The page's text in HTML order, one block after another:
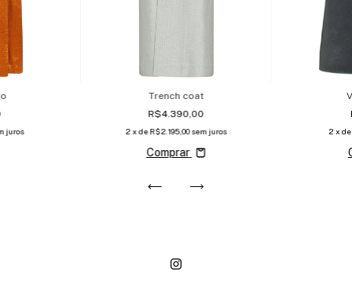
juros
Trench coat
R$4.390,00
2 x deR$2.195,00 sem juros
Comprar
2 x